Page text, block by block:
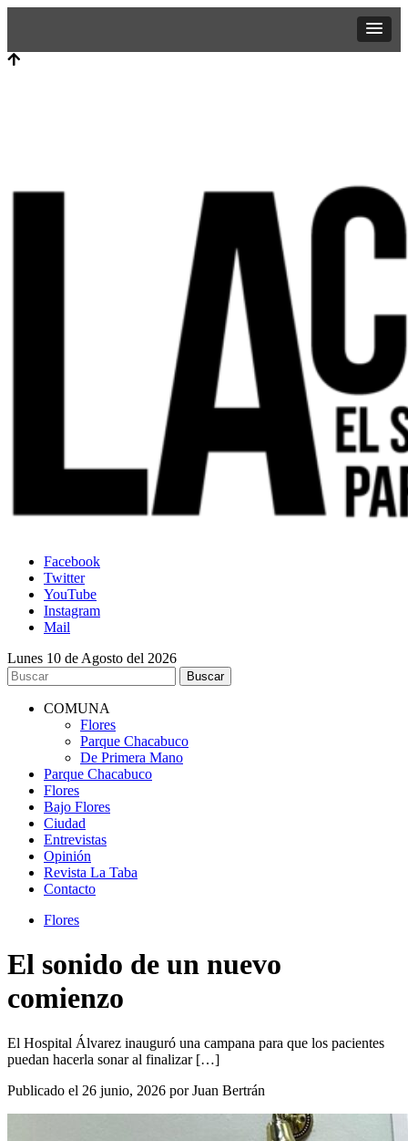
Facebook
Twitter
YouTube
Instagram
Mail
Lunes 10 de Agosto del 2026
COMUNA
Flores
Parque Chacabuco
De Primera Mano
Parque Chacabuco
Flores
Bajo Flores
Ciudad
Entrevistas
Opinión
Revista La Taba
Contacto
Flores
El sonido de un nuevo
comienzo
El Hospital Álvarez inauguró una campana para que los pacientes
puedan hacerla sonar al finalizar […]
Publicado el 26 junio, 2026 por Juan Bertrán